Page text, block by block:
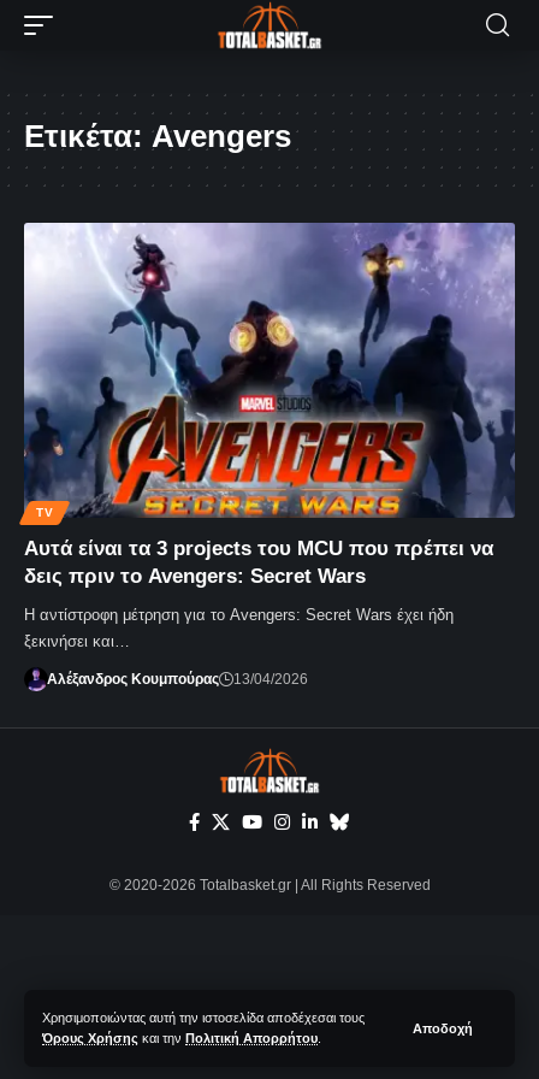
Χρησιμοποιώντας αυτή την ιστοσελίδα αποδέχεσαι τους
Όρους Χρήσης και την Πολιτική Απορρήτου
Αποδοχή
Ετικέτα: Avengers
TV
Αυτά είναι τα 3 projects του MCU που πρέπει να
δεις πριν το Avengers: Secret Wars
Η αντίστροφη μέτρηση για το Avengers: Secret Wars έχει ήδη
ξεκινήσει και…
Αλέξανδρος Κουμπούρας 13/04/2026
© 2020-2026 Totalbasket.gr | All Rights Reserved